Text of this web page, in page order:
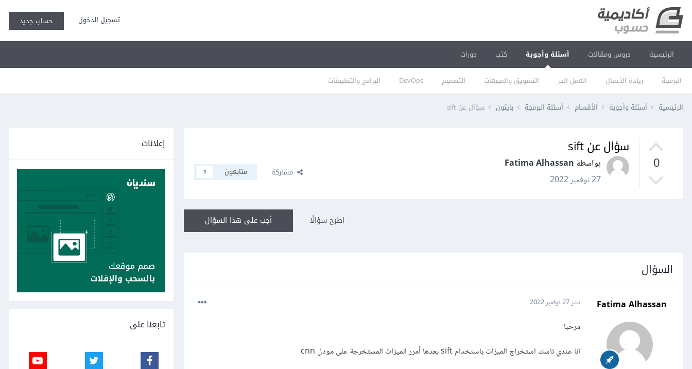
تسجيل الدخول حساب جديد
الرئيسية دروس ومقالات أسئلة وأجوبة
البرمجة ريادة الأعمال العمل الحر التسويق والمبيعات التصميم DevOps البرامج والتطبيقات
كتب دورات
الرئيسية أسئلة وأجوبة الأقسام أسئلة البرمجة بايثون سؤال عن sift
0
سؤال عن sift
بواسطة Fatima Alhassan
27 نوفمبر 2022
مشاركة متابعون 1
أجب على هذا السؤال اطرح سؤالًا
السؤال
Fatima Alhassan نشر27 نوفمبر 2022
مرحبا
انا عندي تاسك استخراج الميزات باستخدام sift بعدها أمرر الميزات المستخرجة على مودل cnn
إعلانات
تابعنا على